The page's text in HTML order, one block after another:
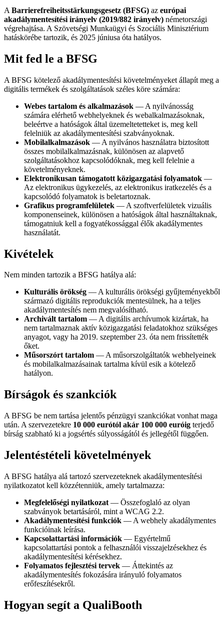
A Barrierefreiheitsstärkungsgesetz (BFSG) az európai
akadálymentesítési irányelv (2019/882 irányelv) németországi
végrehajtása. A Szövetségi Munkaügyi és Szociális Minisztérium
hatáskörébe tartozik, és 2025 júniusa óta hatályos.
Mit fed le a BFSG
A BFSG kötelező akadálymentesítési követelményeket állapít meg a
digitális termékek és szolgáltatások széles köre számára:
Webes tartalom és alkalmazások — A nyilvánosság
számára elérhető webhelyeknek és webalkalmazásoknak,
beleértve a hatóságok által üzemeltetetteket is, meg kell
felelniük az akadálymentesítési szabványoknak.
Mobilalkalmazások — A nyilvános használatra biztosított
összes mobilalkalmazásnak, különösen az alapvető
szolgáltatásokhoz kapcsolódóknak, meg kell felelnie a
követelményeknek.
Elektronikusan támogatott közigazgatási folyamatok —
Az elektronikus ügykezelés, az elektronikus iratkezelés és a
kapcsolódó folyamatok is beletartoznak.
Grafikus programfelületek — A szoftverfelületek vizuális
komponenseinek, különösen a hatóságok által használtaknak,
támogatniuk kell a fogyatékossággal élők akadálymentes
használatát.
Kivételek
Nem minden tartozik a BFSG hatálya alá:
Kulturális örökség — A kulturális örökségi gyűjteményekből
származó digitális reprodukciók mentesülnek, ha a teljes
akadálymentesítés nem megvalósítható.
Archivált tartalom — A digitális archívumok kizártak, ha
nem tartalmaznak aktív közigazgatási feladatokhoz szükséges
anyagot, vagy ha 2019. szeptember 23. óta nem frissítették
őket.
Műsorszórt tartalom — A műsorszolgáltatók webhelyeinek
és mobilalkalmazásainak tartalma kívül esik a kötelező
hatályon.
Bírságok és szankciók
A BFSG be nem tartása jelentős pénzügyi szankciókat vonhat maga
után. A szervezetekre 10 000 eurótól akár 100 000 euróig terjedő
bírság szabható ki a jogsértés súlyosságától és jellegétől függően.
Jelentéstételi követelmények
A BFSG hatálya alá tartozó szervezeteknek akadálymentesítési
nyilatkozatot kell közzétenniük, amely tartalmazza:
Megfelelőségi nyilatkozat — Összefoglaló az olyan
szabványok betartásáról, mint a WCAG 2.2.
Akadálymentesítési funkciók — A webhely akadálymentes
funkcióinak leírása.
Kapcsolattartási információk — Egyértelmű
kapcsolattartási pontok a felhasználói visszajelzésekhez és
akadálymentesítési kérésekhez.
Folyamatos fejlesztési tervek — Áttekintés az
akadálymentesítés fokozására irányuló folyamatos
erőfeszítésekről.
Hogyan segít a QualiBooth